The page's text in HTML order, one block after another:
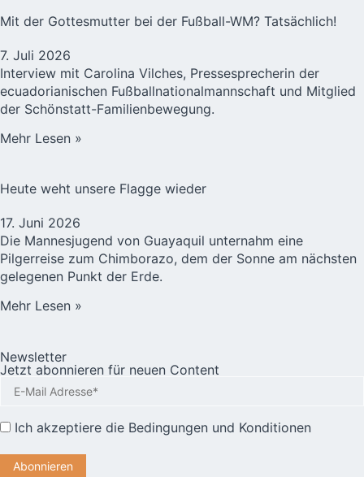
Mit der Gottesmutter bei der Fußball-WM? Tatsächlich!
7. Juli 2026
Interview mit Carolina Vilches, Pressesprecherin der
ecuadorianischen Fußballnationalmannschaft und Mitglied
der Schönstatt-Familienbewegung.
Mehr Lesen »
Heute weht unsere Flagge wieder
17. Juni 2026
Die Mannesjugend von Guayaquil unternahm eine
Pilgerreise zum Chimborazo, dem der Sonne am nächsten
gelegenen Punkt der Erde.
Mehr Lesen »
Newsletter
Jetzt abonnieren für neuen Content
Ich akzeptiere die Bedingungen und Konditionen